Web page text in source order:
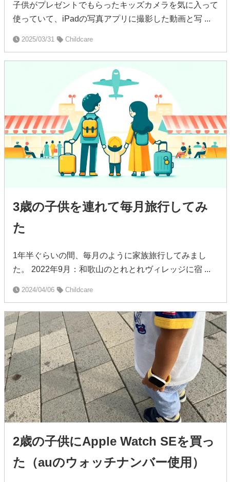
子供がプレゼントでもらったキッズカメラを気に入って
使っていて、iPadの写真アプリに撮影した動画と写 ...
2025/03/31 Childcare
3歳の子供を連れて毎月旅行してみ
た
1年半ぐらいの間、毎月のように家族旅行してみまし
た。 2022年9月：和歌山のとれとれヴィレッジに宿 ...
2024/04/06 Childcare
2歳の子供にApple Watch SEを買っ
た（auのウォッチナンバー使用）